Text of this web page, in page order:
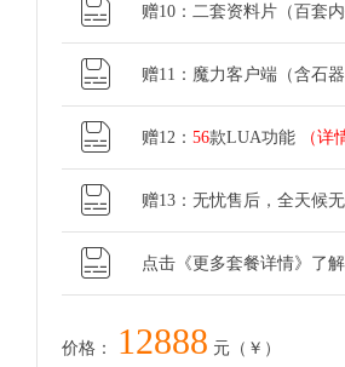
赠10：二套资料片（百套内
赠11：魔力客户端（含石器
赠12： 56款LUA功能 （详
赠13：无忧售后，全天候
点击《更多套餐详情》了解
价格： 12888 元（￥）